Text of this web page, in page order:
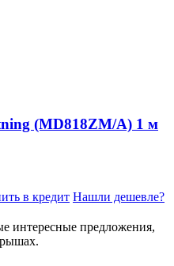
(MD818ZM/A) 1 м
в кредит Нашли дешевле?
интересные предложения,